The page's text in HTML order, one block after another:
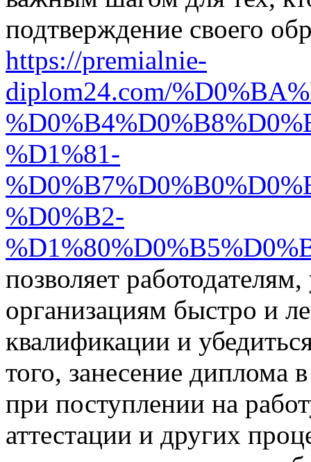
подтверждение своего
https://premialnie-
diplom24.com/
%D1%81-
%D0%B2-
позволяет
организациям быстро и
квалификации и
того, занесение диплома
при поступлении на
аттестации и других